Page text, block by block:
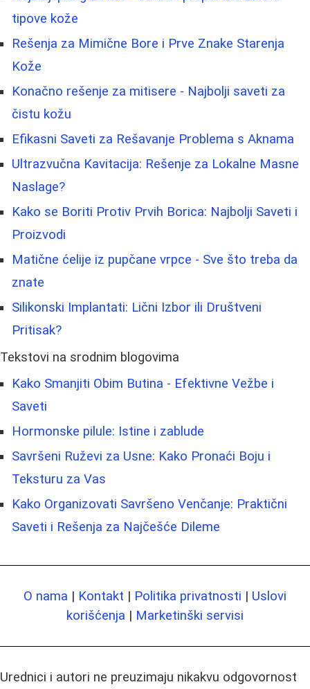
tipove kože
Rešenja za Mimične Bore i Prve Znake Starenja
Kože
Konačno rešenje za mitisere - Najbolji saveti za
čistu kožu
Efikasni Saveti za Rešavanje Problema s Aknama
Ultrazvučna Kavitacija: Rešenje za Lokalne Masne
Naslage?
Kako se Boriti Protiv Prvih Borica: Najbolji Saveti i
Proizvodi
Matične ćelije iz pupčane vrpce - Sve što treba da
znate
Silikonski Implantati: Lični Izbor ili Društveni
Pritisak?
Tekstovi na srodnim blogovima
Kako Smanjiti Obim Butina - Efektivne Vežbe i
Saveti
Hormonske pilule: Istine i zablude
Savršeni Ruževi za Usne: Kako Pronaći Boju i
Teksturu za Vas
Kako Organizovati Savršeno Venčanje: Praktični
Saveti i Rešenja za Najčešće Dileme
O nama | Kontakt | Politika privatnosti | Uslovi
korišćenja | Marketinški servisi
Urednici i autori ne preuzimaju nikakvu odgovornost